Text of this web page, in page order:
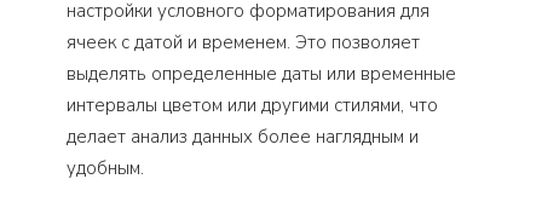
настройки условного форматирования для
ячеек с датой и временем. Это позволяет
выделять определенные даты или временные
интервалы цветом или другими стилями, что
делает анализ данных более наглядным и
удобным.